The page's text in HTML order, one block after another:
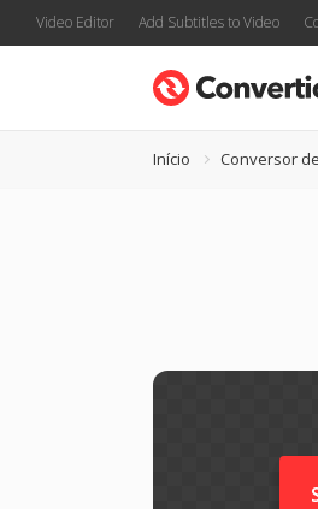
Video Editor Add Subtitles to Video
Início Conversor